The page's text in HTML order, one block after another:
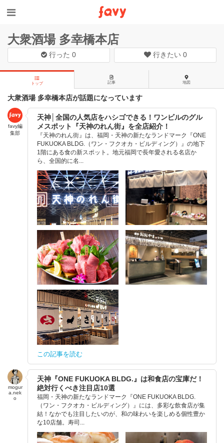
大衆酒場 多幸橋本店
行った0 行きたい 0
トップ 記事 地図
大衆酒場 多幸橋本店が話題になっています
favy編
集部
天神│全国の人気店をハシゴできる！ワンビルのグル
メスポット『天神のれん街』を全店紹介！
『天神のれん街』は、福岡・天神の新たなランドマーク『ONE
FUKUOKA BLDG.（ワン・フクオカ・ビルディング）』の地下
1階にある食の新スポット。地元福岡で長年愛される名店か
ら、全国的に名...
この記事を読む
mogur
a.nek
o
天神『ONE FUKUOKA BLDG.』は和食店の宝庫だ！
絶対行くべき注目店10選
福岡・天神の新たなランドマーク『ONE FUKUOKA BLDG.
（ワン・フクオカ・ビルディング）』には、多彩な飲食店が集
結！なかでも注目したいのが、和の味わいを楽しめる個性豊か
な10店舗。寿司...